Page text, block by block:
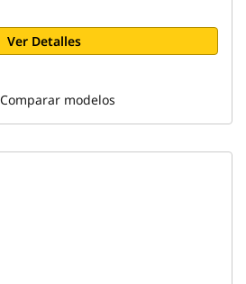
Ver Detalles
Comparar modelos